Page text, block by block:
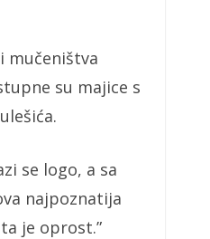
mučeništva
su majice s
se logo, a sa
najpoznatija
je oprost.”